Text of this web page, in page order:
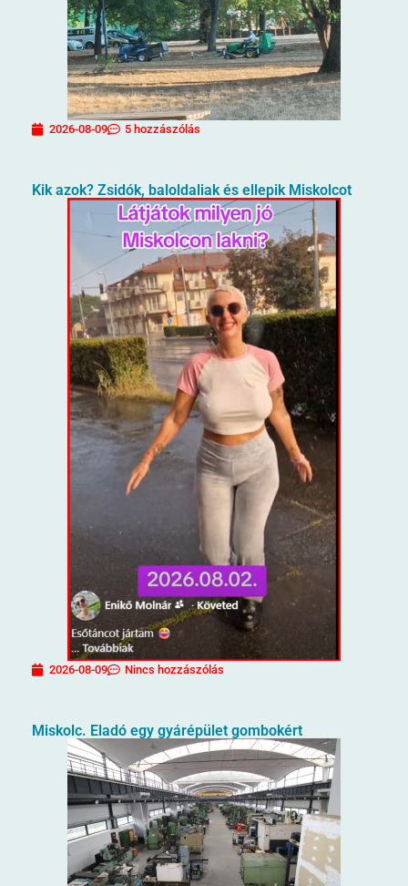
2026-08-09 5 hozzászólás
Kik azok? Zsidók, baloldaliak és ellepik Miskolcot
2026-08-09 Nincs hozzászólás
Miskolc. Eladó egy gyárépület gombokért